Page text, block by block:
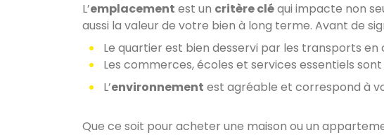
L’emplacement est un critère cléqui impacte non
aussi la valeur de votre bien à long terme. Avant de
Le quartier est bien desservi par les transports en
Les commerces, écoles et services essentiels
L’environnement est agréable et correspond à
Que ce soit pour acheter une maison ou un